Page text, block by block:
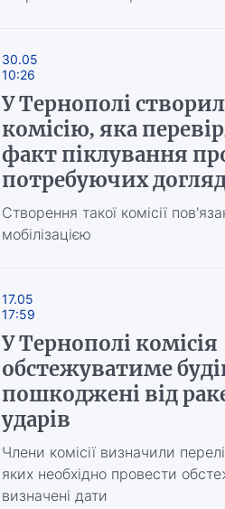
30.05
10:26
У Тернополі
комісію, яка
факт піклування
потребуючих
Створення такої комісії
мобілізацією
17.05
17:59
У Тернополі комісія
обстежуватиме
пошкоджені від
ударів
Члени комісії визначили
яких необхідно провести
визначені дати